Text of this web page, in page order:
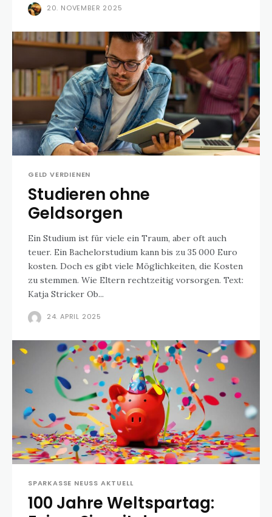
20. NOVEMBER 2025
GELD VERDIENEN
Studieren ohne
Geldsorgen
Ein Studium ist für viele ein Traum, aber oft auch
teuer. Ein Bachelorstudium kann bis zu 35 000 Euro
kosten. Doch es gibt viele Möglichkeiten, die Kosten
zu stemmen. Wie Eltern rechtzeitig vorsorgen. Text:
Katja Stricker Ob...
24. APRIL 2025
SPARKASSE NEUSS AKTUELL
100 Jahre Weltspartag: